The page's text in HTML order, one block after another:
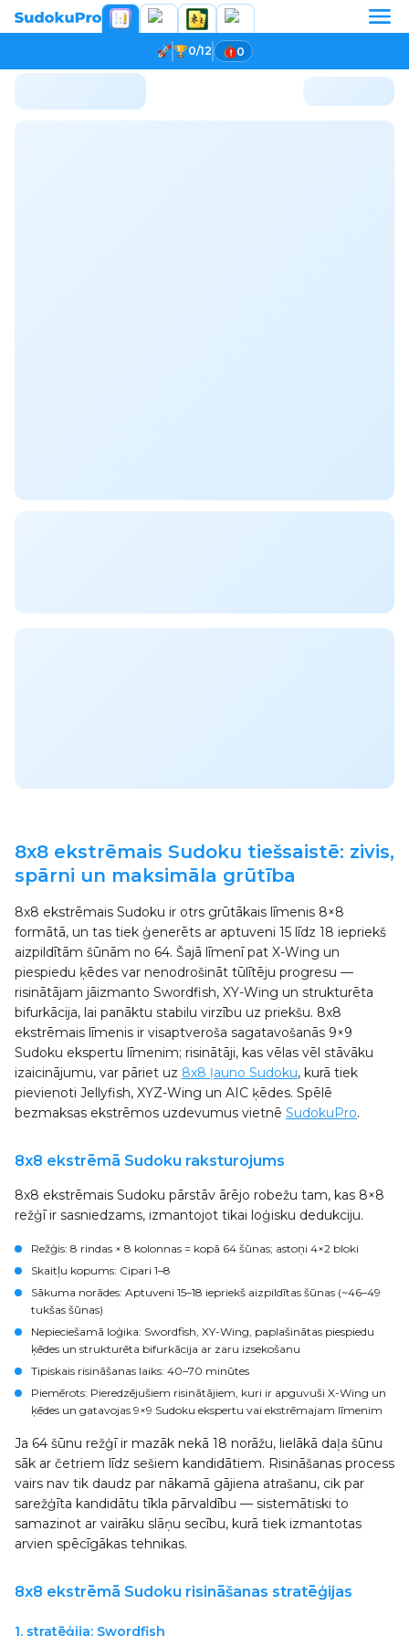
0/12 0
8x8 ekstrēmais Sudoku tiešsaistē: zivis,
spārni un maksimāla grūtība
8x8 ekstrēmais Sudoku ir otrs grūtākais līmenis 8×8
formātā, un tas tiek ģenerēts ar aptuveni 15 līdz 18 iepriekš
aizpildītām šūnām no 64. Šajā līmenī pat X-Wing un
piespiedu ķēdes var nenodrošināt tūlītēju progresu —
risinātājam jāizmanto Swordfish, XY-Wing un strukturēta
bifurkācija, lai panāktu stabilu virzību uz priekšu. 8x8
ekstrēmais līmenis ir visaptveroša sagatavošanās 9×9
Sudoku ekspertu līmenim; risinātāji, kas vēlas vēl stāvāku
izaicinājumu, var pāriet uz 8x8 ļauno Sudoku, kurā tiek
pievienoti Jellyfish, XYZ-Wing un AIC ķēdes. Spēlē
bezmaksas ekstrēmos uzdevumus vietnē SudokuPro.
8x8 ekstrēmā Sudoku raksturojums
8x8 ekstrēmais Sudoku pārstāv ārējo robežu tam, kas 8×8
režģī ir sasniedzams, izmantojot tikai loģisku dedukciju.
Režģis: 8 rindas × 8 kolonnas = kopā 64 šūnas; astoņi 4×2 bloki
Skaitļu kopums: Cipari 1–8
Sākuma norādes: Aptuveni 15–18 iepriekš aizpildītas šūnas (~46–49
tukšas šūnas)
Nepieciešamā loģika: Swordfish, XY-Wing, paplašinātas piespiedu
ķēdes un strukturēta bifurkācija ar zaru izsekošanu
Tipiskais risināšanas laiks: 40–70 minūtes
Piemērots: Pieredzējušiem risinātājiem, kuri ir apguvuši X-Wing un
ķēdes un gatavojas 9×9 Sudoku ekspertu vai ekstrēmajam līmenim
Ja 64 šūnu režģī ir mazāk nekā 18 norāžu, lielākā daļa šūnu
sāk ar četriem līdz sešiem kandidātiem. Risināšanas process
vairs nav tik daudz par nākamā gājiena atrašanu, cik par
sarežģīta kandidātu tīkla pārvaldību — sistemātiski to
samazinot ar vairāku slāņu secību, kurā tiek izmantotas
arvien spēcīgākas tehnikas.
8x8 ekstrēmā Sudoku risināšanas stratēģijas
1. stratēģija: Swordfish